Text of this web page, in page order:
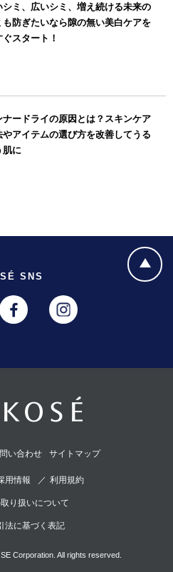
シミ、広いシミ、増え続ける未来の
も防ぎたいなら隙の無い美白ケアを
ぐスタート！
ナードライの原因とは？スキンケア
やアイテムの選び方を改善してうる
肌に
SNS
い合わせ サイトマップ
用情報 利用規約
り扱いについて
法に基づく表記
Corporation. All rights reserved.